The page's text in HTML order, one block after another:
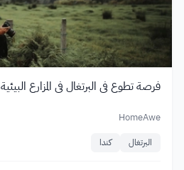
فرصة تطوع في البرتغال في المزارع البيئية
HomeAwe
البرتغال كندا